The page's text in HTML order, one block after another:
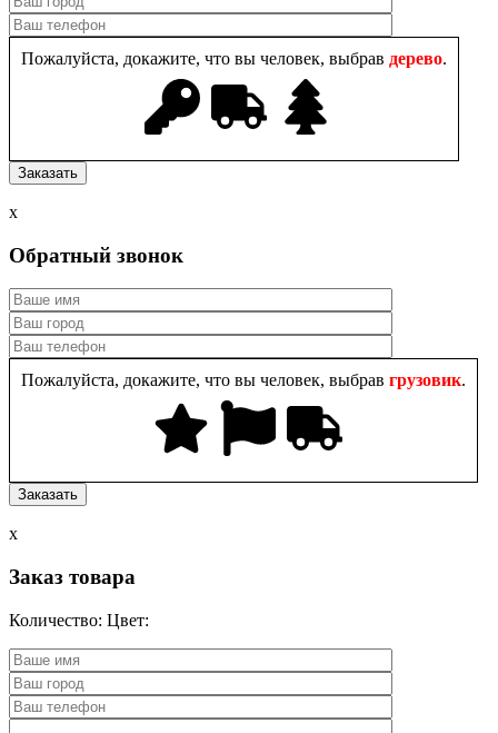
Пожалуйста, докажите, что вы человек, выбрав дерево.
x
Обратный звонок
Пожалуйста, докажите, что вы человек, выбрав грузовик.
x
Заказ товара
Количество: Цвет: